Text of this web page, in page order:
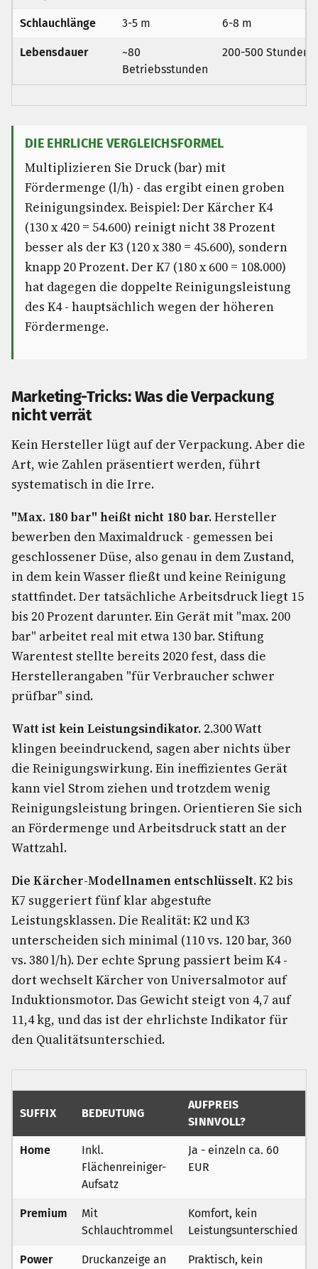
Schlauchlänge 3-5 m 6-8 m
Lebensdauer
~80
Betriebsstunden
200-500 Stunden
DIE EHRLICHE VERGLEICHSFORMEL
Multiplizieren Sie Druck (bar) mit
Fördermenge (l/h) - das ergibt einen groben
Reinigungsindex. Beispiel: Der Kärcher K4
(130 x 420 = 54.600) reinigt nicht 38 Prozent
besser als der K3 (120 x 380 = 45.600), sondern
knapp 20 Prozent. Der K7 (180 x 600 = 108.000)
hat dagegen die doppelte Reinigungsleistung
des K4 - hauptsächlich wegen der höheren
Fördermenge.
Marketing-Tricks: Was die Verpackung
nicht verrät
Kein Hersteller lügt auf der Verpackung. Aber die
Art, wie Zahlen präsentiert werden, führt
systematisch in die Irre.
"Max. 180 bar" heißt nicht 180 bar.Hersteller
bewerben den Maximaldruck - gemessen bei
geschlossener Düse, also genau in dem Zustand,
in dem kein Wasser fließt und keine Reinigung
stattfindet. Der tatsächliche Arbeitsdruck liegt 15
bis 20 Prozent darunter. Ein Gerät mit "max. 200
bar" arbeitet real mit etwa 130 bar. Stiftung
Warentest stellte bereits 2020 fest, dass die
Herstellerangaben "für Verbraucher schwer
prüfbar" sind.
Watt ist kein Leistungsindikator. 2.300 Watt
klingen beeindruckend, sagen aber nichts über
die Reinigungswirkung. Ein ineffizientes Gerät
kann viel Strom ziehen und trotzdem wenig
Reinigungsleistung bringen. Orientieren Sie sich
an Fördermenge und Arbeitsdruck statt an der
Wattzahl.
Die Kärcher-Modellnamen entschlüsselt.K2 bis
K7 suggeriert fünf klar abgestufte
Leistungsklassen. Die Realität: K2 und K3
unterscheiden sich minimal (110 vs. 120 bar, 360
vs. 380 l/h). Der echte Sprung passiert beim K4 -
dort wechselt Kärcher von Universalmotor auf
Induktionsmotor. Das Gewicht steigt von 4,7 auf
11,4 kg, und das ist der ehrlichste Indikator für
den Qualitätsunterschied.
SUFFIX BEDEUTUNG
AUFPREIS
SINNVOLL?
Home
Inkl.
Flächenreiniger-
Aufsatz
Ja - einzeln ca. 60
EUR
Premium
Mit
Schlauchtrommel
Komfort, kein
Leistungsunterschied
Power
Druckanzeige an
Praktisch, kein